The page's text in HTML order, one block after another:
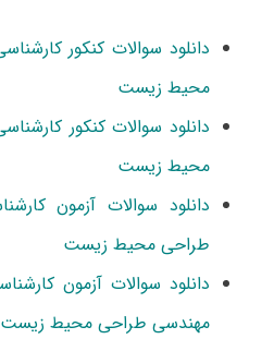
محیط زیست
محیط زیست
طراحی محیط زیست
مهندسی طراحی محیط زیست